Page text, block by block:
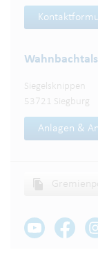
Siegelsknippen
53721 Siegburg
Anlagen &